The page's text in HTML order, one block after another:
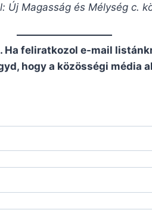
Új Magasság és Mélység c.
Ha feliratkozol e-mail
hogy a közösségi média